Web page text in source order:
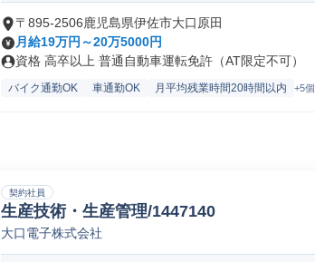
〒895-2506鹿児島県伊佐市大口原田
月給19万円～20万5000円
資格 高卒以上 普通自動車運転免許（AT限定不可）
バイク通勤OK 車通勤OK 月平均残業時間20時間以内 +5個
契約社員
生産技術・生産管理/1447140
大口電子株式会社